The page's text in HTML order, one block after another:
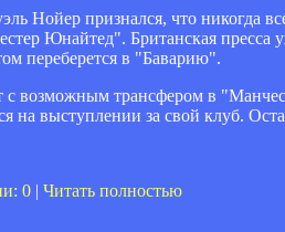
Нойер признался, что никогда
Юнайтед". Британская пресса
переберется в "Баварию".
с возможным трансфером в
на выступлении за свой клуб.
0 | Читать полностью